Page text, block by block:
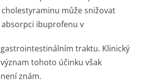
cholestyraminu může snižovat
absorpci ibuprofenu v
gastrointestinálním traktu. Klinický
význam tohoto účinku však
není znám.